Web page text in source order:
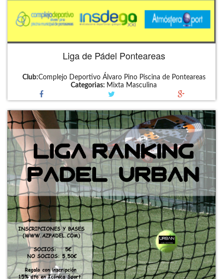
Liga de Pádel Ponteareas
Club:Complejo Deportivo Álvaro Pino Piscina de Ponteareas
Categorias: Mixta Masculina